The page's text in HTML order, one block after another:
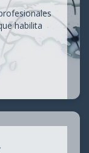
habilita